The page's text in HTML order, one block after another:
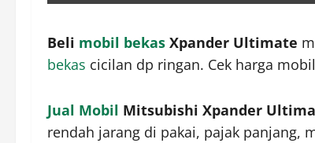
Beli mobil bekas Xpander Ultimate
bekas cicilan dp ringan. Cek harga
Jual Mobil Mitsubishi Xpander
rendah jarang di pakai, pajak panjang,